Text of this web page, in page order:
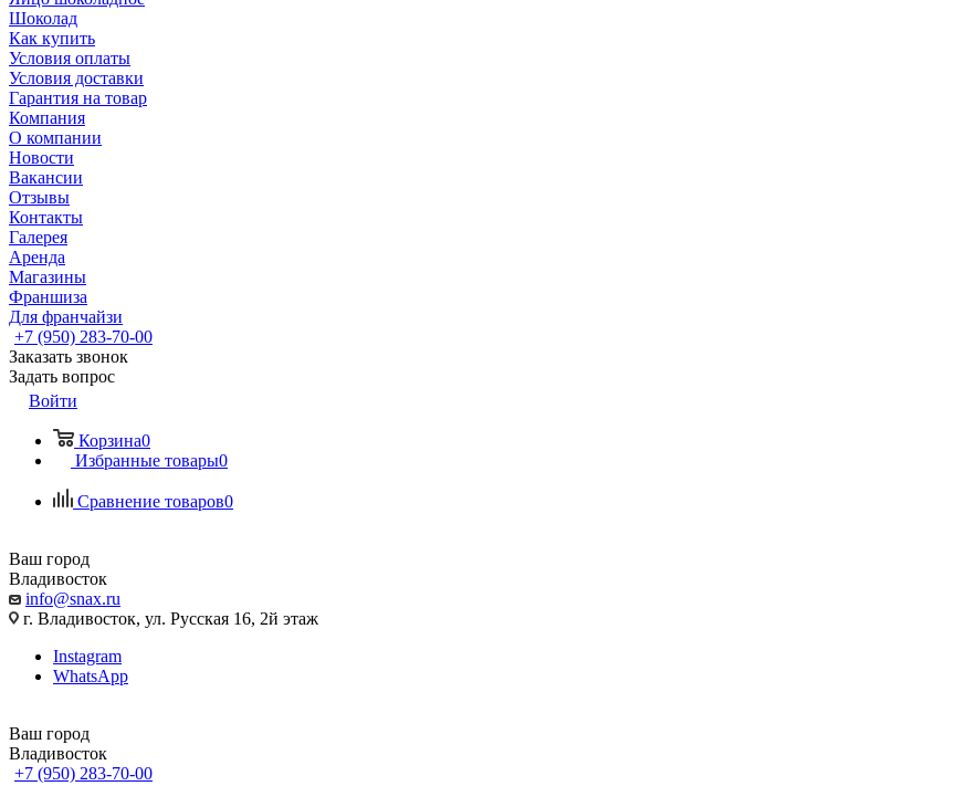
Шоколад
Как купить
Условия оплаты
Условия доставки
Гарантия на товар
Компания
О компании
Новости
Вакансии
Отзывы
Контакты
Галерея
Аренда
Магазины
Франшиза
Для франчайзи
+7 (950) 283-70-00
Заказать звонок
Задать вопрос
Войти
Корзина0
Избранные товары0
Сравнение товаров0
Ваш город
Владивосток
info@snax.ru
г. Владивосток, ул. Русская 16, 2й этаж
Instagram
WhatsApp
Ваш город
Владивосток
+7 (950) 283-70-00